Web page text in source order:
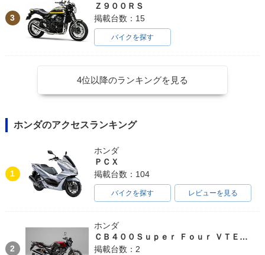
3
Ｚ９００ＲＳ
掲載台数：15
バイクを探す
4位以降のランキングを見る
ホンダのアクセスランキング
1
ホンダ
ＰＣＸ
掲載台数：104
バイクを探す レビューを見る
2
ホンダ
ＣＢ４００Ｓｕｐｅｒ Ｆｏｕｒ ＶＴＥＣ ＳＰＥＣ３
掲載台数：2